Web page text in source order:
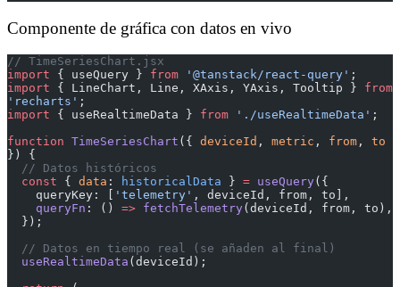
Componente de gráfica con datos en vivo
// TimeSeriesChart.jsx
import { useQuery } from '@tanstack/react-query' ;
import { LineChart, Line, XAxis, YAxis, Tooltip } from
'recharts' ;
import { useRealtimeData } from './useRealtimeData' ;
function TimeSeriesChart ({ deviceId , metric , from , to
}) {
  // Datos históricos
  const
{ data : historicalData } = useQuery({
    queryKey: [
'telemetry' , deviceId, from, to],
    queryFn
: () => fetchTelemetry(deviceId, from, to),
  });
  // Datos en tiempo real (se añaden al final)
  useRealtimeData
(deviceId);